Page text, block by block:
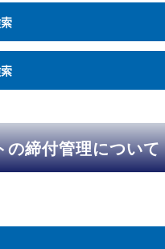
の締付管理について